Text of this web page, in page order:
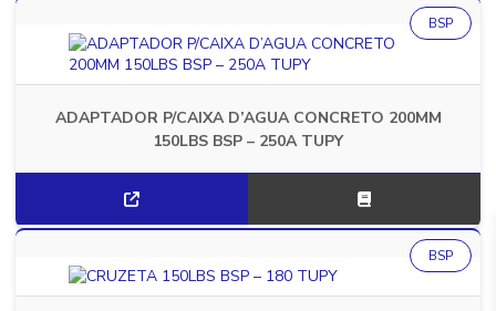
ADAPTADOR P/CAIXA D’AGUA CONCRETO 200MM
150LBS BSP – 250A TUPY
BSP
BSP